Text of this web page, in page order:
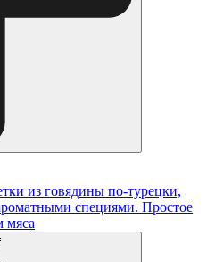
из говядины по-турецки,
специями. Простое
мяса